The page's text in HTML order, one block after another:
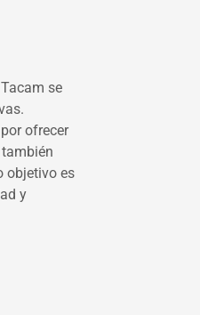
se
ofrecer
objetivo es
y